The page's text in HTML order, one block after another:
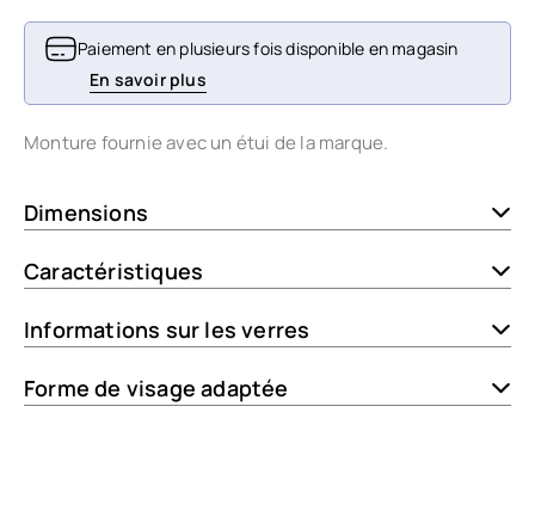
Paiement en plusieurs fois disponible en magasin
En savoir plus
Monture fournie avec un étui de la marque.
Dimensions
Caractéristiques
Informations sur les verres
Forme de visage adaptée